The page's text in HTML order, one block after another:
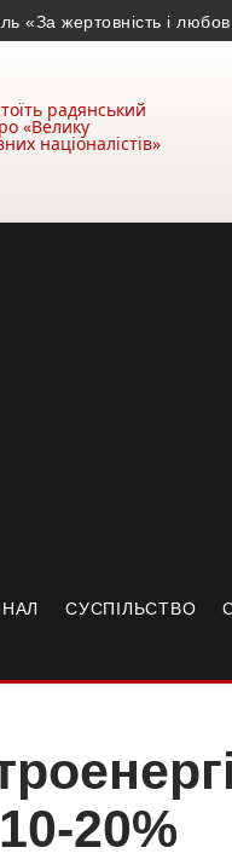
і любов до
радянський
«Велику
націоналістів»
СУСПІЛЬСТВО
20%